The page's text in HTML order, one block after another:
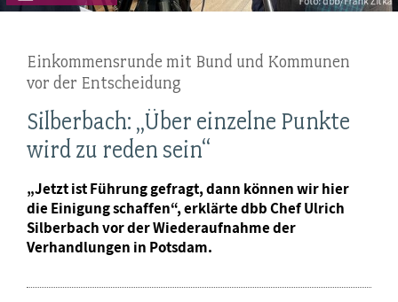
Einkommensrunde mit Bund und Kommunen
vor der Entscheidung
Silberbach: „Über einzelne Punkte
wird zu reden sein“
„Jetzt ist Führung gefragt, dann können wir hier
die Einigung schaffen“, erklärte dbb Chef Ulrich
Silberbach vor der Wiederaufnahme der
Verhandlungen in Potsdam.